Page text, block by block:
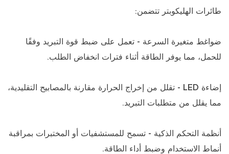
طائرات الهليكوبتر تتضمن:
ضواغط متغيرة السرعة - تعمل على ضبط قوة التبريد وفقًا
للحمل، مما يوفر الطاقة أثناء فترات انخفاض الطلب.
إضاءة LED - تقلل من إخراج الحرارة مقارنة بالمصابيح التقليدية،
مما يقلل من متطلبات التبريد.
أنظمة التحكم الذكية - تسمح للمستشفيات أو المختبرات بمراقبة
أنماط الاستخدام وضبط أداء الطاقة.